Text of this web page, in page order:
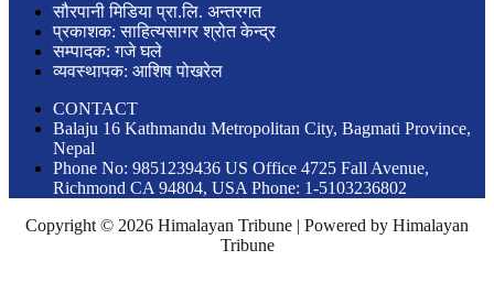
सौरपानी मिडिया प्रा.लि. अन्तरगत
प्रकाशक: साहित्यसागर श्रोत केन्द्र
सम्पादक: गजे घले
व्यवस्थापक: आशिष पोखरेल
CONTACT
Balaju 16 Kathmandu Metropolitan City, Bagmati Province,
Nepal
Phone No: 9851239436 US Office 4725 Fall Avenue,
Richmond CA 94804, USA Phone: 1-5103236802
Copyright © 2026 Himalayan Tribune | Powered by Himalayan
Tribune